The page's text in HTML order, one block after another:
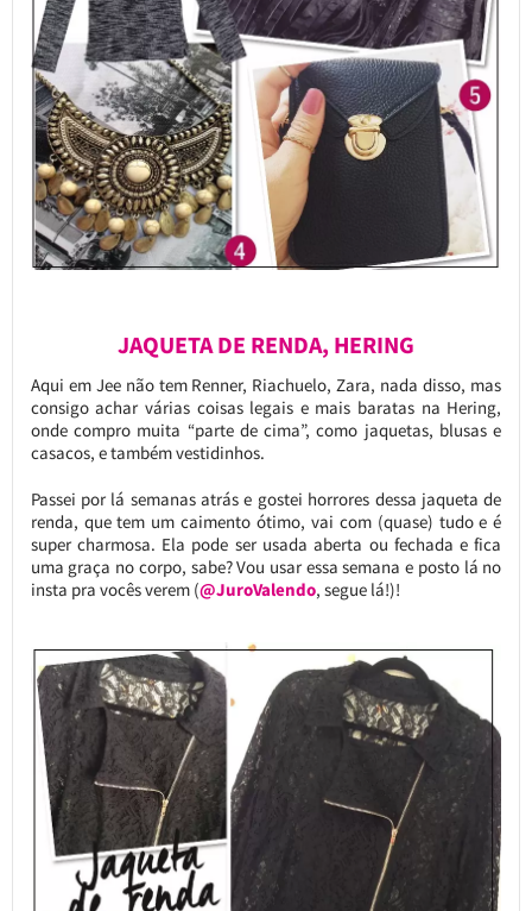
JAQUETA DE RENDA, HERING
Aqui em Jee não tem Renner, Riachuelo, Zara, nada disso, mas
consigo achar várias coisas legais e mais baratas na Hering,
onde compro muita “parte de cima”, como jaquetas, blusas e
casacos, e também vestidinhos.
Passei por lá semanas atrás e gostei horrores dessa jaqueta de
renda, que tem um caimento ótimo, vai com (quase) tudo e é
super charmosa. Ela pode ser usada aberta ou fechada e fica
uma graça no corpo, sabe? Vou usar essa semana e posto lá no
insta pra vocês verem (@JuroValendo, segue lá!)!